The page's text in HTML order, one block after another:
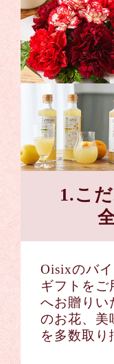
1.こ
Oisixのバ
ギフトをご
へお贈りい
のお花、美
を多数取り